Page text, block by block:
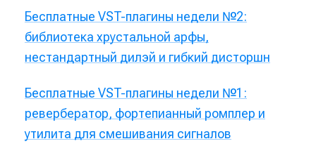
Бесплатные VST-плагины недели №2:
библиотека хрустальной арфы,
нестандартный дилэй и гибкий дисторшн
Бесплатные VST-плагины недели №1:
ревербератор, фортепианный ромплер и
утилита для смешивания сигналов